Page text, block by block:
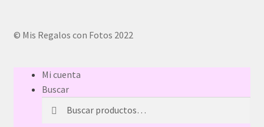
© Mis Regalos con Fotos 2022
Mi cuenta
Buscar
por: